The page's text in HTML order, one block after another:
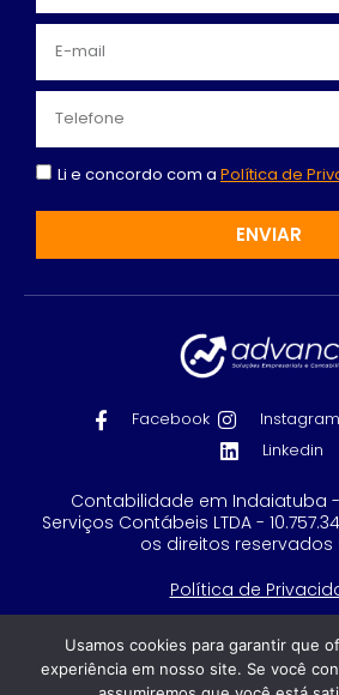
Li e concordo com a Política de
ENVIAR
Facebook Instagram
Linkedin
Contabilidade em Indaiatuba -
Serviços Contábeis LTDA -
os direitos reservados
Política de
Feito com
por
Usamos cookies para garantir que
experiência em nosso site. Se você